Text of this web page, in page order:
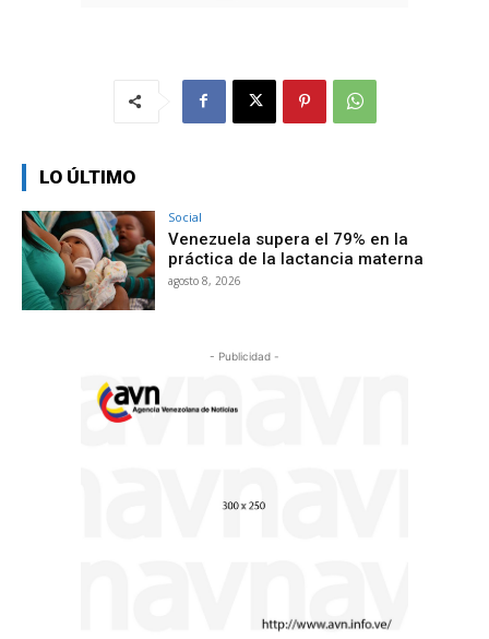
LO ÚLTIMO
Social
Venezuela supera el 79% en la
práctica de la lactancia materna
agosto 8, 2026
- Publicidad -